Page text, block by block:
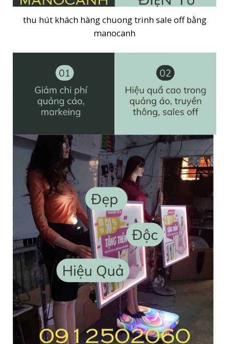
thu hút khách hàng chuong trinh sale off bằng
manocanh